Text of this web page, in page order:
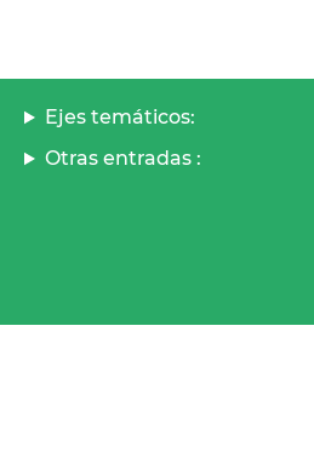
Ejes temáticos:
Otras entradas :